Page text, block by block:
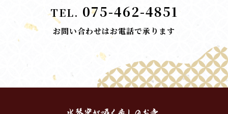
TEL. 075-462-4851
お問い合わせはお電話で承ります